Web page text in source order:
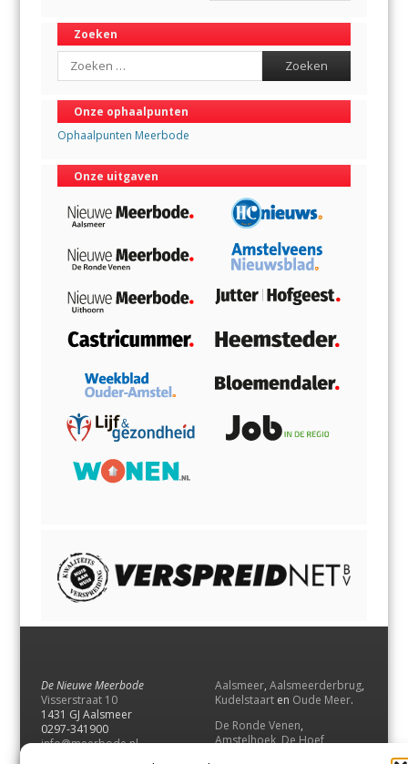
Zoeken
Search
Onze ophaalpunten
Ophaalpunten Meerbode
Onze uitgaven
De Nieuwe Meerbode
Visserstraat 10
1431 GJ Aalsmeer
0297-341900
info@meerbode.nl
Aalsmeer, Aalsmeerderbrug,
Kudelstaart en Oude Meer.
De Ronde Venen,
Amstelhoek,De Hoef,